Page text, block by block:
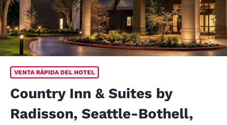
VENTA RÁPIDA DEL HOTEL
Country Inn & Suites by
Radisson, Seattle-Bothell,